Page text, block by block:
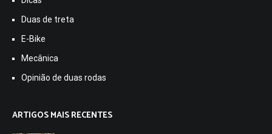
Duas de treta
E-Bike
Mecânica
Opinião de duas rodas
ARTIGOS MAIS RECENTES